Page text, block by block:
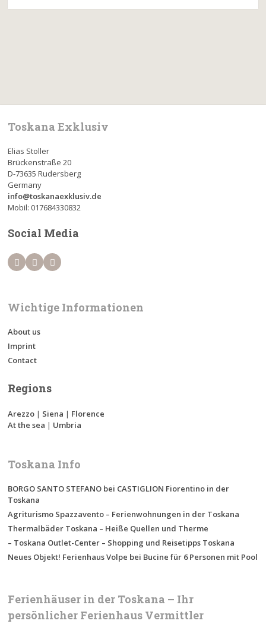
Toskana Exklusiv
Elias Stoller
Brückenstraße 20
D-73635 Rudersberg
Germany
info@toskanaexklusiv.de
Mobil: 017684330832
Social Media
Wichtige Informationen
About us
Imprint
Contact
Regions
Arezzo | Siena | Florence
At the sea | Umbria
Toskana Info
BORGO SANTO STEFANO bei CASTIGLION Fiorentino in der
Toskana
Agriturismo Spazzavento – Ferienwohnungen in der Toskana
Thermalbäder Toskana – Heiße Quellen und Therme
– Toskana Outlet-Center – Shopping und Reisetipps Toskana
Neues Objekt! Ferienhaus Volpe bei Bucine für 6 Personen mit Pool
Ferienhäuser in der Toskana – Ihr
persönlicher Ferienhaus Vermittler